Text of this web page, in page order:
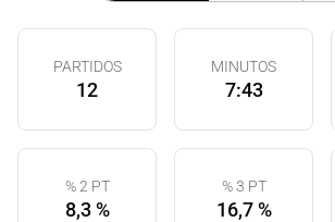
PARTIDOS
12
MINUTOS
7:43
% 2 PT
8,3 %
% 3 PT
16,7 %